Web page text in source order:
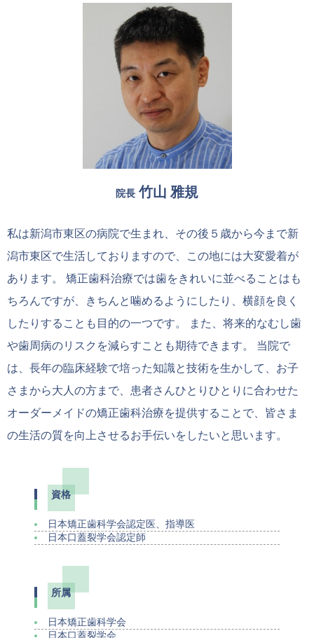
院長 竹山 雅規
私は新潟市東区の病院で生まれ、その後５歳から今まで新
潟市東区で生活しておりますので、この地には大変愛着が
あります。 矯正歯科治療では歯をきれいに並べることはも
ちろんですが、きちんと噛めるようにしたり、横顔を良く
したりすることも目的の一つです。 また、将来的なむし歯
や歯周病のリスクを減らすことも期待できます。 当院で
は、長年の臨床経験で培った知識と技術を生かして、お子
さまから大人の方まで、患者さんひとりひとりに合わせた
オーダーメイドの矯正歯科治療を提供することで、皆さま
の生活の質を向上させるお手伝いをしたいと思います。
資格
日本矯正歯科学会認定医、指導医
日本口蓋裂学会認定師
所属
日本矯正歯科学会
日本口蓋裂学会